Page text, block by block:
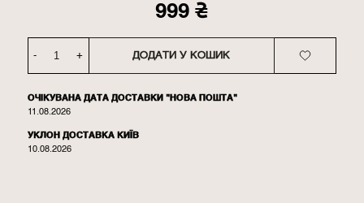
999 ₴
- + ДОДАТИ У КОШИК
ОЧІКУВАНА ДАТА ДОСТАВКИ "НОВА ПОШТА"
11.08.2026
УКЛОН ДОСТАВКА КИЇВ
10.08.2026